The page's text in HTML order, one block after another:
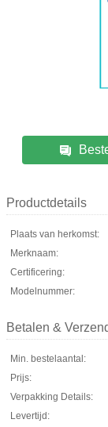
Productdetails
Plaats van herkomst:
Merknaam:
Certificering:
Modelnummer:
Betalen &
Min. bestelaantal:
Prijs:
Verpakking Details:
Levertijd: